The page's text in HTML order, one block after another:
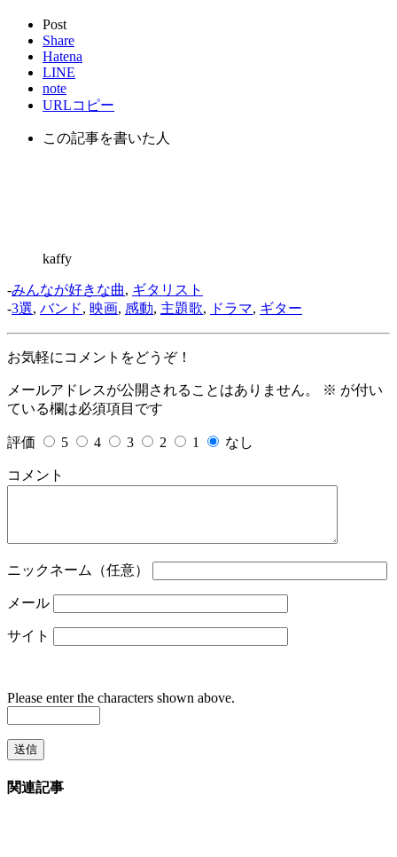
Post
Share
Hatena
LINE
note
URLコピー
この記事を書いた人
kaffy
-みんなが好きな曲, ギタリスト
-3選, バンド, 映画, 感動, 主題歌, ドラマ, ギター
お気軽にコメントをどうぞ！
メールアドレスが公開されることはありません。 ※ が付い
ている欄は必須項目です
評価 5 4 3 2 1 なし
コメント
ニックネーム（任意）
メール
サイト
Please enter the characters shown above.
関連記事